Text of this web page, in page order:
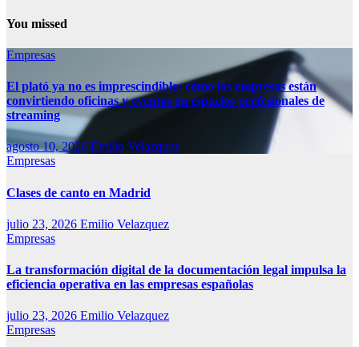
You missed
Empresas
El plató ya no es imprescindible: cómo las empresas están
convirtiendo oficinas y eventos en espacios profesionales de
streaming
agosto 10, 2026 Emilio Velazquez
Empresas
Clases de canto en Madrid
julio 23, 2026 Emilio Velazquez
Empresas
La transformación digital de la documentación legal impulsa la
eficiencia operativa en las empresas españolas
julio 23, 2026 Emilio Velazquez
Empresas